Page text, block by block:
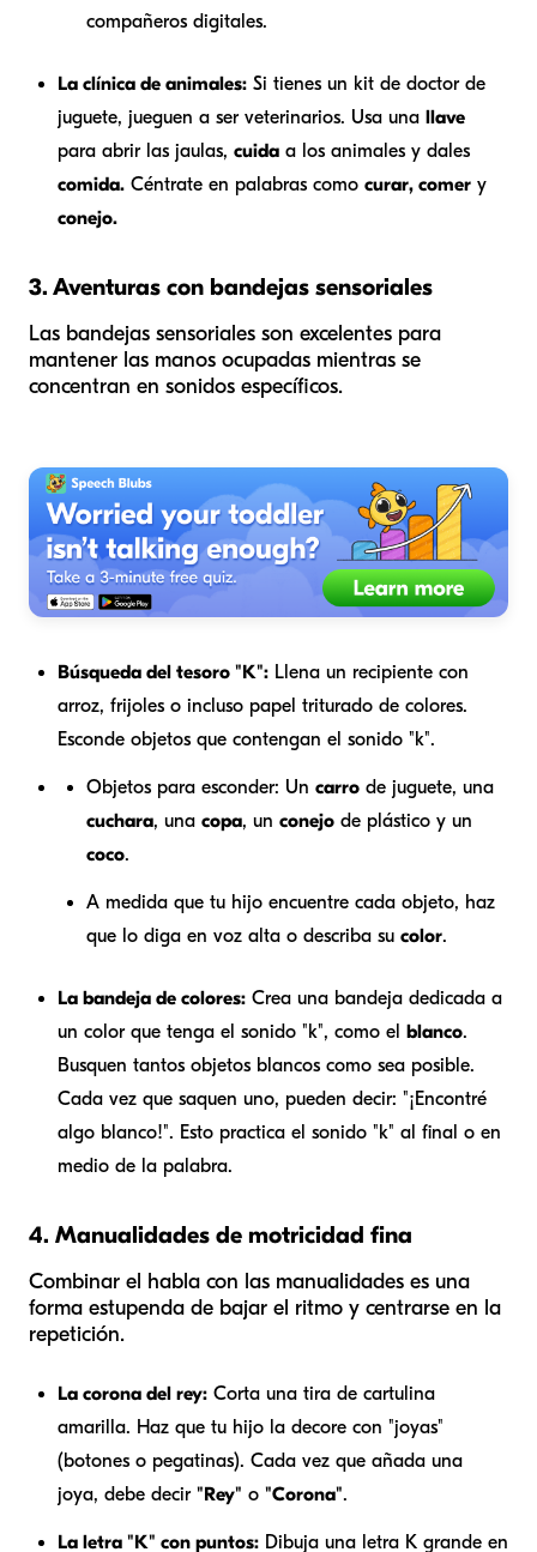
compañeros digitales.
La clínica de animales: Si tienes un kit de doctor de
juguete, jueguen a ser veterinarios. Usa una llave
para abrir las jaulas, cuida a los animales y dales
comida. Céntrate en palabras como curar, comer y
conejo.
3. Aventuras con bandejas sensoriales
Las bandejas sensoriales son excelentes para
mantener las manos ocupadas mientras se
concentran en sonidos específicos.
Búsqueda del tesoro "K": Llena un recipiente con
arroz, frijoles o incluso papel triturado de colores.
Esconde objetos que contengan el sonido "k".
Objetos para esconder: Un carro de juguete, una
cuchara, una copa, un conejo de plástico y un
coco.
A medida que tu hijo encuentre cada objeto, haz
que lo diga en voz alta o describa su color.
La bandeja de colores: Crea una bandeja dedicada a
un color que tenga el sonido "k", como el blanco.
Busquen tantos objetos blancos como sea posible.
Cada vez que saquen uno, pueden decir: "¡Encontré
algo blanco!". Esto practica el sonido "k" al final o en
medio de la palabra.
4. Manualidades de motricidad fina
Combinar el habla con las manualidades es una
forma estupenda de bajar el ritmo y centrarse en la
repetición.
La corona del rey: Corta una tira de cartulina
amarilla. Haz que tu hijo la decore con "joyas"
(botones o pegatinas). Cada vez que añada una
joya, debe decir "Rey" o "Corona".
La letra "K" con puntos: Dibuja una letra K grande en